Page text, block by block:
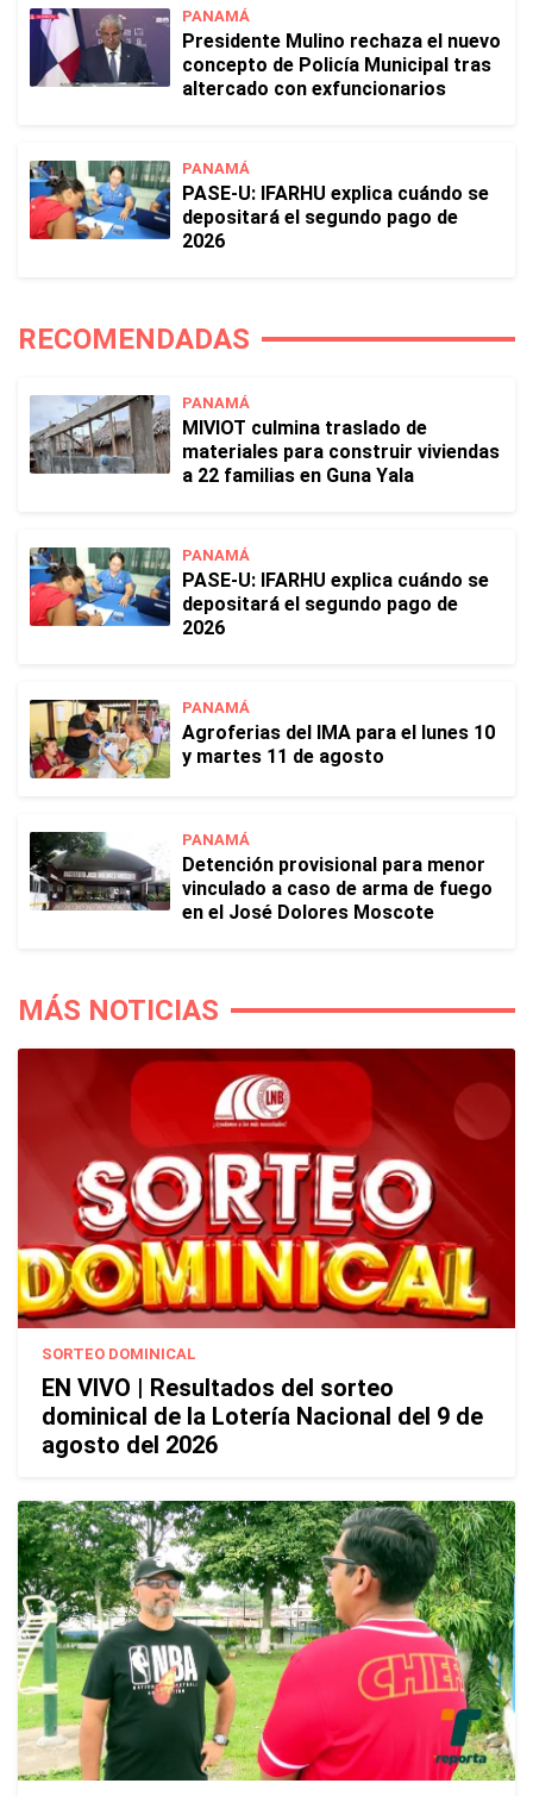
PANAMÁ
Presidente Mulino rechaza el nuevo
concepto de Policía Municipal tras
altercado con exfuncionarios
PANAMÁ
PASE-U: IFARHU explica cuándo se
depositará el segundo pago de
2026
RECOMENDADAS
PANAMÁ
MIVIOT culmina traslado de
materiales para construir viviendas
a 22 familias en Guna Yala
PANAMÁ
PASE-U: IFARHU explica cuándo se
depositará el segundo pago de
2026
PANAMÁ
Agroferias del IMA para el lunes 10
y martes 11 de agosto
PANAMÁ
Detención provisional para menor
vinculado a caso de arma de fuego
en el José Dolores Moscote
MÁS NOTICIAS
SORTEO DOMINICAL
EN VIVO | Resultados del sorteo
dominical de la Lotería Nacional del 9 de
agosto del 2026